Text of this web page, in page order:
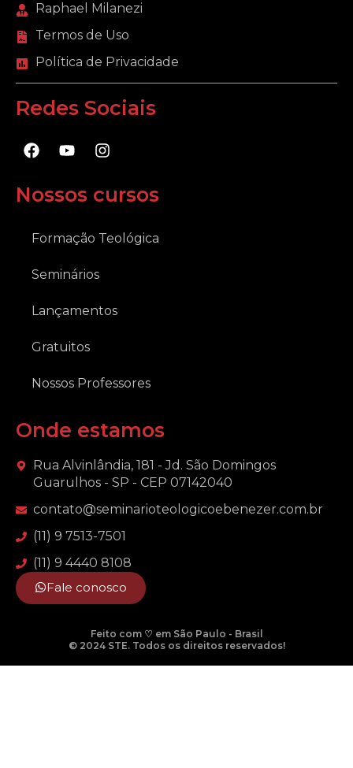
Raphael Milanezi
Termos de Uso
Política de Privacidade
Redes Sociais
F
a
e
b
o
Y
o
t
u
e
I
n
t
a
r
Nossos cursos
Formação Teológica
Seminários
Lançamentos
Gratuitos
Nossos Professores
Onde estamos
Rua Alvinlândia, 181 - Jd. São Domingos
Guarulhos - SP - CEP 07142040
contato@seminarioteologicoebenezer.com.br
(11) 9 7513-7501
(11) 9 4440 8108
Fale conosco
Feito com ♡ em São Paulo - Brasil
© 2024 STE. Todos os direitos reservados!